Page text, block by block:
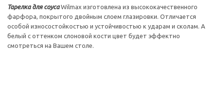
Тарелка для соусаWilmax изготовлена из высококачественного
фарфора, покрытого двойным слоем глазировки. Отличается
особой износостойкостью и устойчивостью к ударам и сколам. А
белый с оттенком слоновой кости цвет будет эффектно
смотреться на Вашем столе.